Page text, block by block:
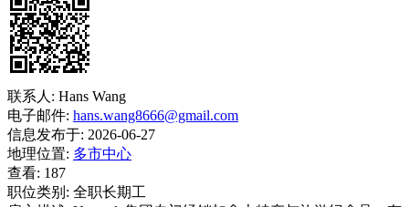
联系人: Hans Wang
电子邮件: hans.wang8666@gmail.com
信息发布于: 2026-06-27
地理位置: 多市中心
查看: 187
职位类别: 全职长期工